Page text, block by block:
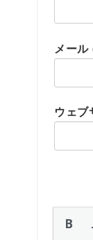
メール
ウェブ